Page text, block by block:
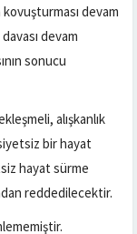
devam
devam
sonucu
alışkanlık
bir hayat
hayat sürme
reddedilecektir.